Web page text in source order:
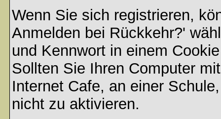
Wenn Sie sich registrieren,
Anmelden bei Rückkehr?'
und Kennwort in einem
Sollten Sie Ihren Computer
Internet Cafe, an einer
nicht zu aktivieren.